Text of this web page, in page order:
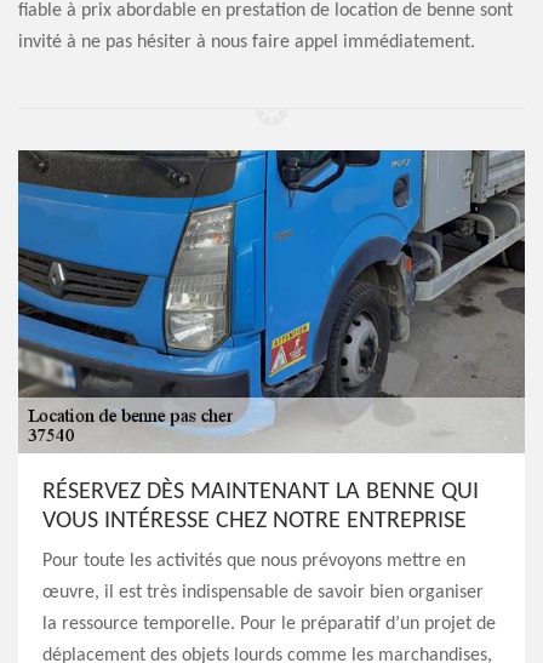
fiable à prix abordable en prestation de location de benne sont
invité à ne pas hésiter à nous faire appel immédiatement.
RÉSERVEZ DÈS MAINTENANT LA BENNE QUI
VOUS INTÉRESSE CHEZ NOTRE ENTREPRISE
Pour toute les activités que nous prévoyons mettre en
œuvre, il est très indispensable de savoir bien organiser
la ressource temporelle. Pour le préparatif d’un projet de
déplacement des objets lourds comme les marchandises,